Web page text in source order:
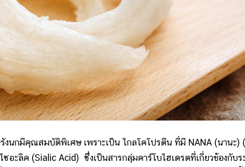
มีคุณสมบัติพิเศษ เพราะเป็น ไกลโคโปรตีน ที่มี NANA (นานะ)
อะลิค (Sialic Acid) ซึ่งเป็นสารกลุ่มคาร์โบไฮเดรตที่เกี่ยวข้องกับร